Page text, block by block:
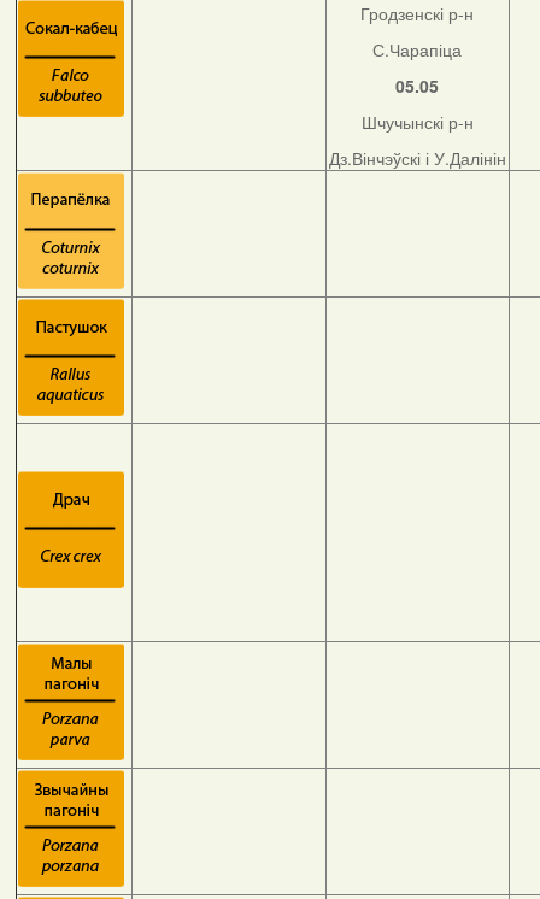
Гродзенскі р-н
С.Чарапіца
05.05
Шчучынскі р-н
Дз.Вінчэўскі і У.Далінін